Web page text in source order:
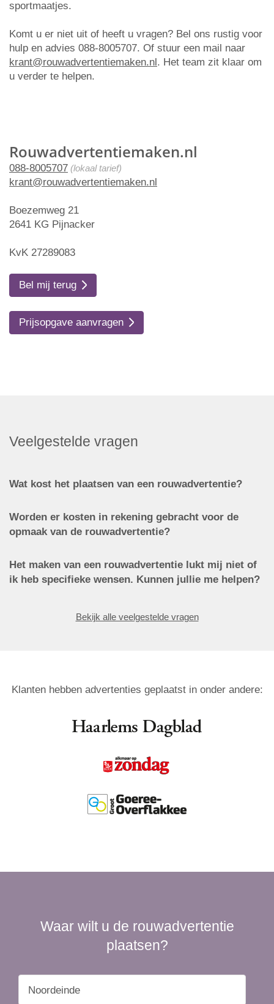
Rouwadvertentiemaken.nl
088-8005707 (lokaal tarief)
krant@rouwadvertentiemaken.nl
Boezemweg 21
2641 KG Pijnacker
KvK 27289083
Bel mij terug
Prijsopgave aanvragen
sportmaatjes.
Komt u er niet uit of heeft u vragen? Bel ons rustig voor
hulp en advies 088-8005707. Of stuur een mail naar
krant@rouwadvertentiemaken.nl. Het team zit klaar om
u verder te helpen.
Veelgestelde vragen
Wat kost het plaatsen van een rouwadvertentie?
Worden er kosten in rekening gebracht voor de
opmaak van de rouwadvertentie?
Het maken van een rouwadvertentie lukt mij niet of
ik heb specifieke wensen. Kunnen jullie me helpen?
Bekijk alle veelgestelde vragen
Klanten hebben advertenties geplaatst in onder andere:
Waar wilt u de rouwadvertentie
plaatsen?